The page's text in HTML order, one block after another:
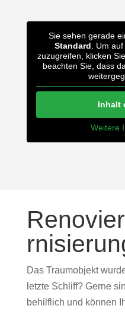
Sie sehen gerade
Standard . Um
zuzugreifen, klicken
beachten Sie, dass
Inhalt
Weitere
Das Traumobjekt
letzte Schliff? Gerne
behilflich und können